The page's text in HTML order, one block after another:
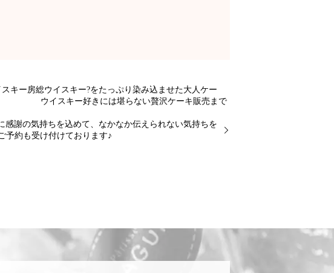
総ウイスキー?をたっぷり染み込ませた大人ケー
イスキー好きには堪らない贅沢ケーキ販売まで
気持ちを込めて、なかなか伝えられない気持ちを
約も受け付けております♪